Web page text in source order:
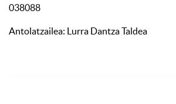
038088
Antolatzailea: Lurra Dantza Taldea